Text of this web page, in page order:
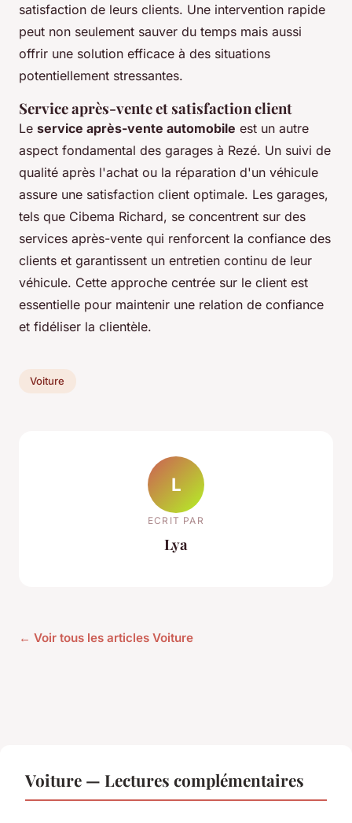
satisfaction de leurs clients. Une intervention rapide
peut non seulement sauver du temps mais aussi
offrir une solution efficace à des situations
potentiellement stressantes.
Service après-vente et satisfaction client
Le service après-vente automobile est un autre
aspect fondamental des garages à Rezé. Un suivi de
qualité après l'achat ou la réparation d'un véhicule
assure une satisfaction client optimale. Les garages,
tels que Cibema Richard, se concentrent sur des
services après-vente qui renforcent la confiance des
clients et garantissent un entretien continu de leur
véhicule. Cette approche centrée sur le client est
essentielle pour maintenir une relation de confiance
et fidéliser la clientèle.
Voiture
L
ECRIT PAR
Lya
← Voir tous les articles Voiture
Voiture — Lectures complémentaires